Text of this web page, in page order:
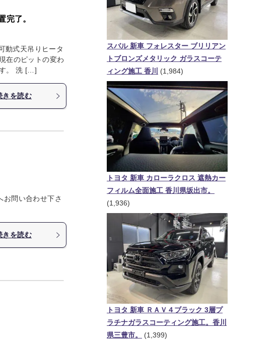
完了。
動式天吊りヒータ
在のピットの変わ
す。 洗 […]
きを読む
お問い合わせ下さ
きを読む
スバル 新車 フォレスター ブリリアン
トブロンズメタリック ガラスコーテ
ィング施工 香川
(1,984)
トヨタ 新車 カローラクロス 遮熱カー
フィルム全面施工 香川県坂出市。
(1,936)
トヨタ 新車 ＲＡＶ４ブラック 3層プ
ラチナガラスコーティング施工。香川
県三豊市。
(1,399)